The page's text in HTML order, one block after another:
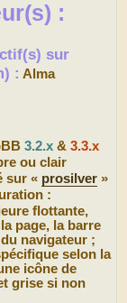
:
sur
: Alma
3.2.x &3.3.x
ou clair
sur « prosilver »
:
flottante,
page, la barre
navigateur ;
selon la
icône de
grise si non